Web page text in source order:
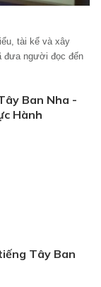
tài kể và xây
đưa người đọc đến
Ban Nha -
Hành
Tây Ban